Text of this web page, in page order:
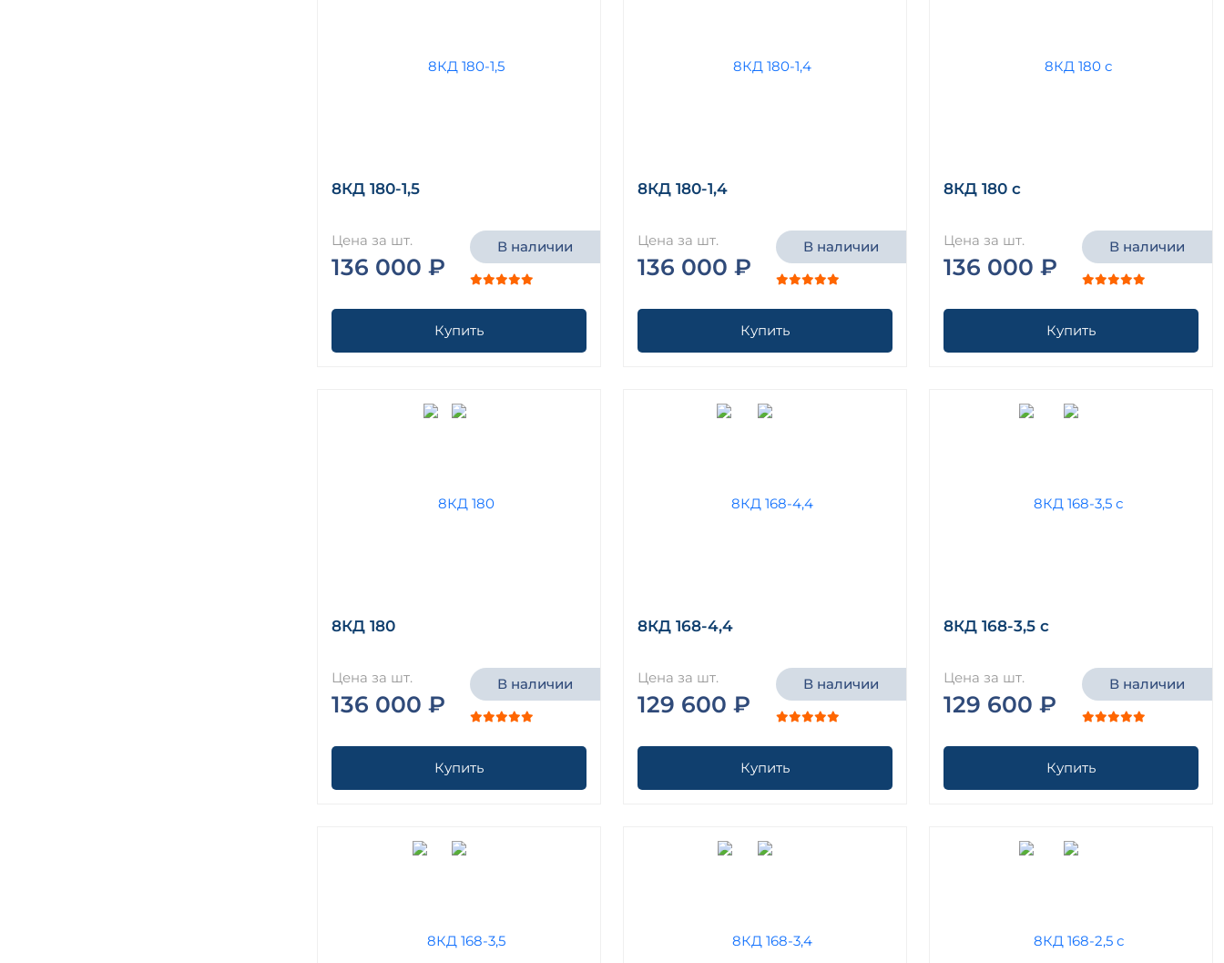
8КД 180-1,5
Цена за шт.
136 000 ₽
В наличии
Купить
8КД 180-1,4
Цена за шт.
136 000 ₽
В наличии
Купить
8КД 180 с
Цена за шт.
136 000 ₽
В наличии
Купить
8КД 180
Цена за шт.
136 000 ₽
В наличии
Купить
8КД 168-4,4
Цена за шт.
129 600 ₽
В наличии
Купить
8КД 168-3,5 с
Цена за шт.
129 600 ₽
В наличии
Купить